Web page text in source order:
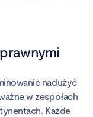
nadużyć
w zespołach
Każde